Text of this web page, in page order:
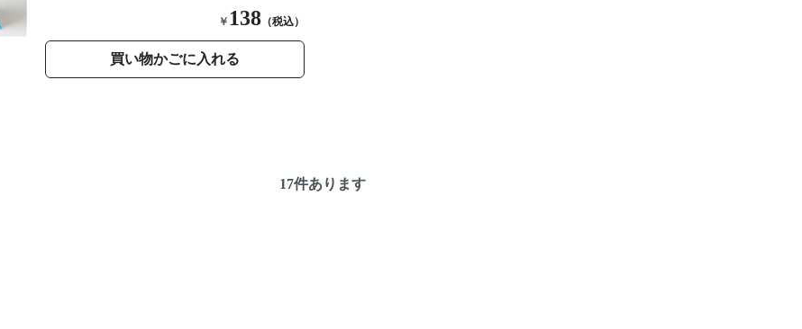
￥ 138 （税込）
買い物かごに入れる
17件あります